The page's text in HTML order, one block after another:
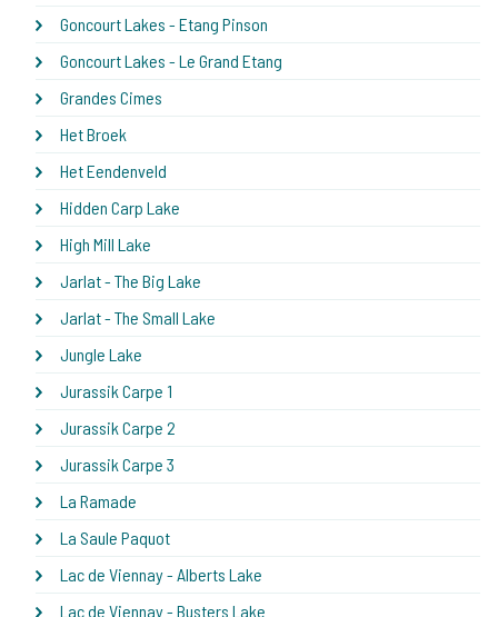
Goncourt Lakes - Etang Pinson
Goncourt Lakes - Le Grand Etang
Grandes Cimes
Het Broek
Het Eendenveld
Hidden Carp Lake
High Mill Lake
Jarlat - The Big Lake
Jarlat - The Small Lake
Jungle Lake
Jurassik Carpe 1
Jurassik Carpe 2
Jurassik Carpe 3
La Ramade
La Saule Paquot
Lac de Viennay - Alberts Lake
Lac de Viennay - Busters Lake